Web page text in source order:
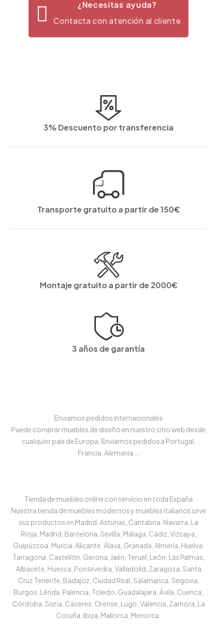
¿Necesitas ayuda?
Contacta con atención al cliente
3% Descuento por transferencia
Transporte gratuito a partir de 150€
Montaje gratuito a partir de 2000€
3 años de garantía
Enviamos pedidos internacionales
Puede comprar muebles de diseño en nuestro sitio web desde
cualquier país de Europa, Enviamos pedidos a Portugal,
Francia, Alemania...
Tienda de muebles online con servicio en toda España
Nuestra tienda de muebles modernos y muebles italianos sirve
sus productos en Madrid, Asturias, Cantabria, Navarra, La
Rioja, Madrid, Barcelona, Sevilla, Málaga, Cádiz, Vizcaya,
Guipúzcoa, Murcia, Alicante, Álava, Granada, Almería, Huelva,
Tarragona, Castellón, Gerona, Jaén, Teruel, León, Las Palmas,
Albacete, Huesca, Pontevedra, Valladolid, Zaragoza, Santa
Cruz Tenerife, Badajoz, Ciudad Real, Salamanca, Segovia,
Burgos, Lérida, Palencia, Toledo, Guadalajara, Ávila, Cuenca,
Córdoba, Soria, Cáceres, Orense, Lugo, Valencia, Zamora, La
Coruña, Ibiza, Mallorca, Menorca.